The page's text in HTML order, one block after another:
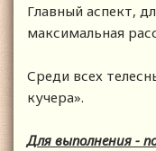
Главный аспект,
максимальная
Среди всех
кучера».
Для выполнения -